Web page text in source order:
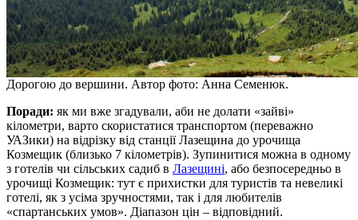
Дорогою до вершини. Автор фото: Анна Семенюк.
Поради: як ми вже згадували, аби не долати «зайві»
кілометри, варто скористатися транспортом (переважно
УАЗики) на відрізку від станції Лазещина до урочища
Козмещик (близько 7 кілометрів). Зупинитися можна в одному
з готелів чи сільських садиб в Лазещині, або безпосередньо в
урочищі Козмещик: тут є прихистки для туристів та невеликі
готелі, як з усіма зручностями, так і для любителів
«спартанських умов». Діапазон цін – відповідний.